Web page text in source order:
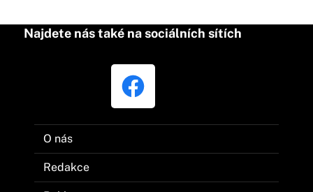
Najdete nás také na sociálních sítích
O nás
Redakce